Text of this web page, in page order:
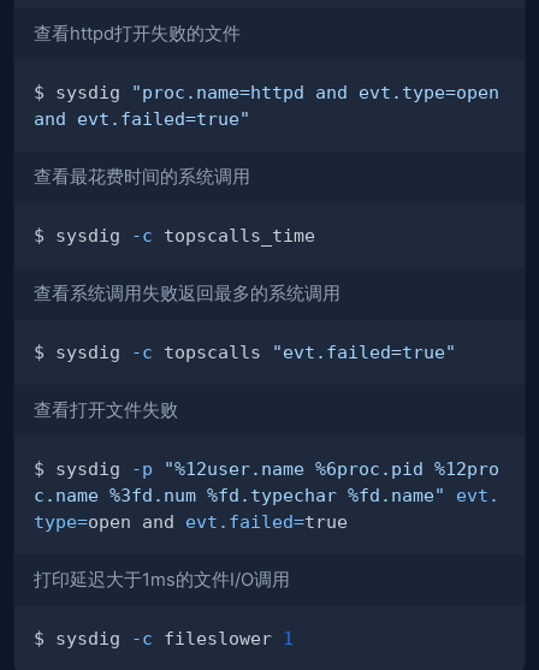
查看httpd打开失败的文件
$ sysdig
"proc.name=httpd and evt.type=open
and evt.failed=true"
查看最花费时间的系统调用
$ sysdig -c
查看系统调用失败返回最多的系统调用
$ sysdig -c topscalls "evt.failed=true"
查看打开文件失败
$ sysdig -p
"%12user.name %6proc.pid %12pro
c.name %3fd.num %fd.typechar %fd.name"
evt.
type=open and evt.failed=
打印延迟大于1ms的文件I/O调用
$ sysdig -c fileslower 1